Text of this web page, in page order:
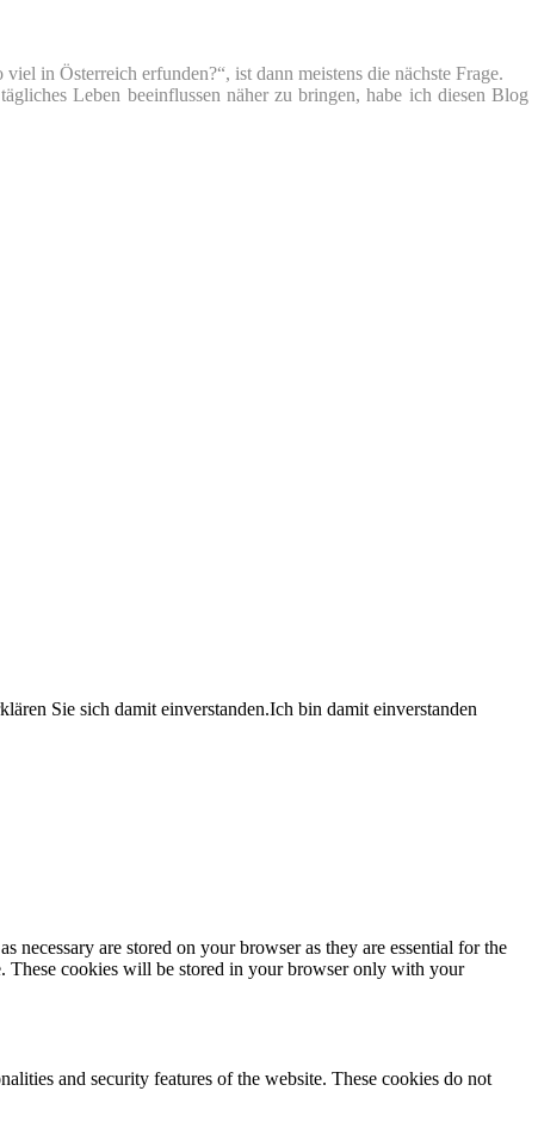
in Österreich erfunden?“, ist dann meistens die nächste Frage.
Leben beeinflussen näher zu bringen, habe ich diesen Blog
Sie sich damit einverstanden.Ich bin damit einverstanden
are stored on your browser as they are essential for the
These cookies will be stored in your browser only with your
and security features of the website. These cookies do not